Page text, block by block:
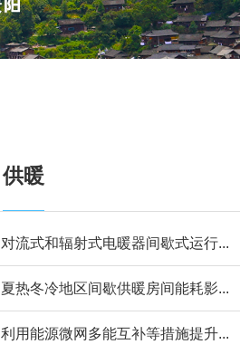
供暖
对流式和辐射式电暖器间歇式运行...
夏热冬冷地区间歇供暖房间能耗影...
利用能源微网多能互补等措施提升...